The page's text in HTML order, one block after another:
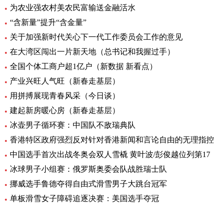
为农业强农村美农民富输送金融活水
“含新量”提升“含金量”
关于加强新时代关心下一代工作委员会工作的意见
在大湾区闯出一片新天地（总书记和我握过手）
全国个体工商户超1亿户（新数据 新看点）
产业兴旺人气旺（新春走基层）
用拼搏展现青春风采（今日谈）
建起新房暖心房（新春走基层）
冰壶男子循环赛：中国队不敌瑞典队
香港特区政府强烈反对针对香港新闻和言论自由的无理指控
中国选手首次出战冬奥会双人雪橇 黄叶波/彭俊越位列第17
冰球男子小组赛：俄罗斯奥委会队战胜瑞士队
挪威选手鲁德夺得自由式滑雪男子大跳台冠军
单板滑雪女子障碍追逐决赛：美国选手夺冠